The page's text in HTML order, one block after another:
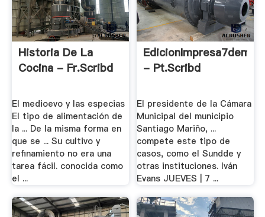
Historia De La
Cocina - Fr.scribd
EI medioevo y las especias
EI tipo de alimentación de
la ... De la misma forma en
que se ... Su cultivo y
refinamiento no era una
tarea fácil. conocida como
el ...
- Pt.scribd
El presidente de la Cámara
Municipal del municipio
Santiago Mariño, ...
compete este tipo de
casos, como el Sundde y
otras instituciones. Iván
Evans JUEVES | 7 ...